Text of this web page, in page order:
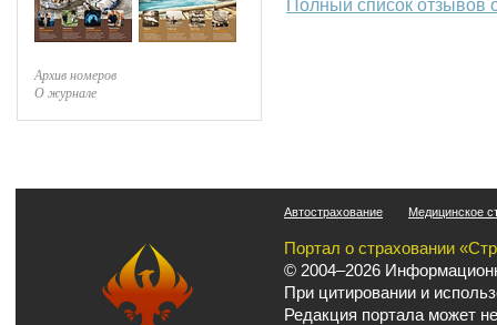
Архив номеров
О журнале
Полный список отзывов
Автострахование Медицинское
Портал о страховании
© 2004–2026
При цитировании и
Редакция портала может